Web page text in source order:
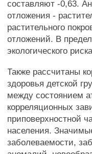
составляют -0,63.
отложения -
растительного
отложений. В
экологического
Также рассчитаны
здоровья детской
между состоянием
корреляционных
приповерхностной
населения.
заболеваемости,